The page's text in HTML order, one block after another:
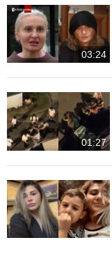
03:24
01:27